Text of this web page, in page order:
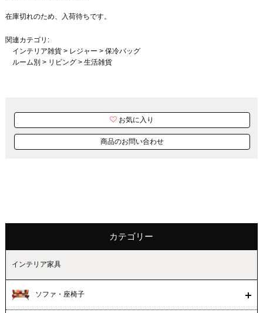
在庫切れのため、入荷待ちです。
関連カテゴリ:
インテリア雑貨> レジャー > 保冷バッグ
ルーム別 > リビング> 生活雑貨
お気に入り
商品のお問い合わせ
カテゴリー
インテリア家具
ソファ・座椅子